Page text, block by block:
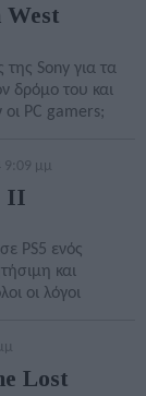
της Sony για τα
δρόμο του και
οι PC gamers;
9:09 μμ
II
PS5 ενός
και
οι λόγοι
Lost